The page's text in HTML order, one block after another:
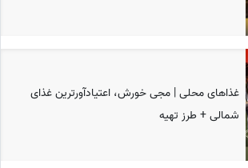
غذاهای محلی | مجی خورش، اعتیادآورترین غذای
شمالی + طرز تهیه